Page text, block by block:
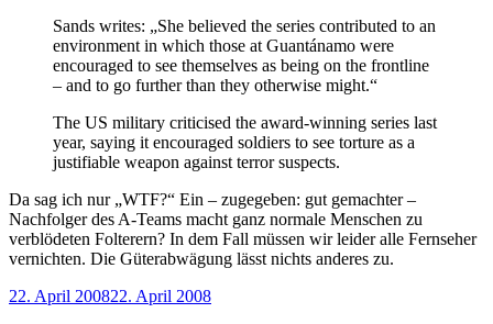
Sands writes: „She believed the series contributed to an
environment in which those at Guantánamo were
encouraged to see themselves as being on the frontline
– and to go further than they otherwise might.“
The US military criticised the award-winning series last
year, saying it encouraged soldiers to see torture as a
justifiable weapon against terror suspects.
Da sag ich nur „WTF?“ Ein – zugegeben: gut gemachter –
Nachfolger des A-Teams macht ganz normale Menschen zu
verblödeten Folterern? In dem Fall müssen wir leider alle Fernseher
vernichten. Die Güterabwägung lässt nichts anderes zu.
Veröffentlicht
22. April 200822. April 2008